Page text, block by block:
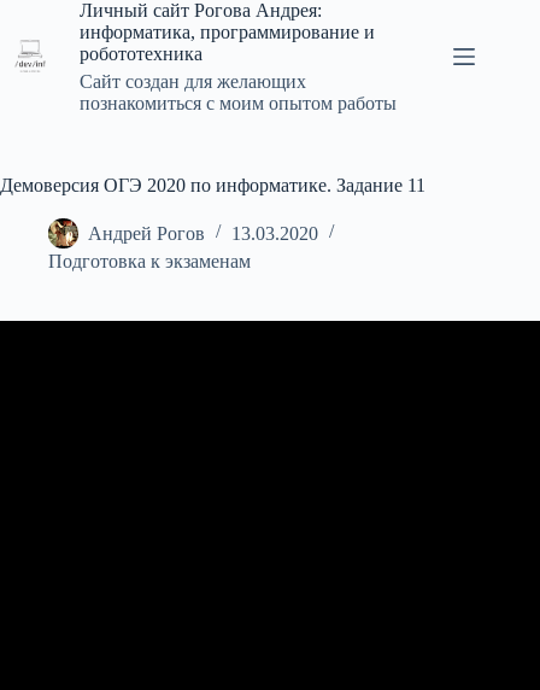
сути
Личный сайт Рогова Андрея:
информатика, программирование и
робототехника
Сайт создан для желающих
познакомиться с моим опытом работы
Демоверсия ОГЭ 2020 по информатике. Задание 11
Андрей Рогов
13.03.2020
Подготовка к экзаменам